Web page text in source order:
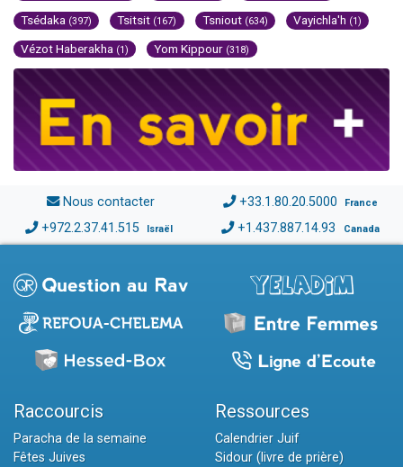
Tsédaka (397) Tsitsit (167) Tsniout (634) Vayichla'h (1)
Vézot Haberakha (1) Yom Kippour (318)
Nous contacter +33.1.80.20.5000 France
+972.2.37.41.515 Israël +1.437.887.14.93 Canada
Raccourcis
Paracha de la semaine
Fêtes Juives
Ressources
Calendrier Juif
Sidour (livre de prière)